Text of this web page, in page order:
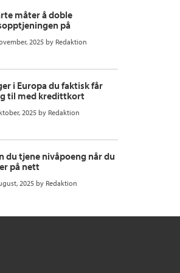
måter å doble
på
2025by Redaktion
i Europa du faktisk får
til med kredittkort
2025by Redaktion
du tjene nivåpoeng når du
på nett
2025 by Redaktion